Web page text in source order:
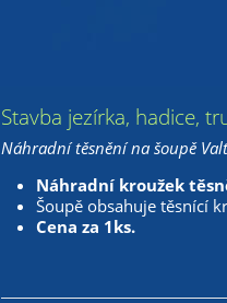
Stavba jezírka, hadice,
Náhradní těsnění na šoupě
Náhradní kroužek
Šoupě obsahuje těsnící
Cena za 1ks.